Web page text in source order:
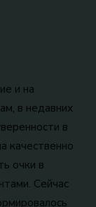
и на
в недавних
в
качественно
очки в
Сейчас